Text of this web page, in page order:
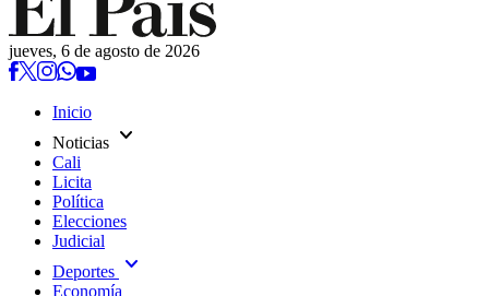
jueves, 6 de agosto de 2026
Inicio
Noticias expand_more
Cali
Licita
Política
Elecciones
Judicial
Deportes expand_more
Economía